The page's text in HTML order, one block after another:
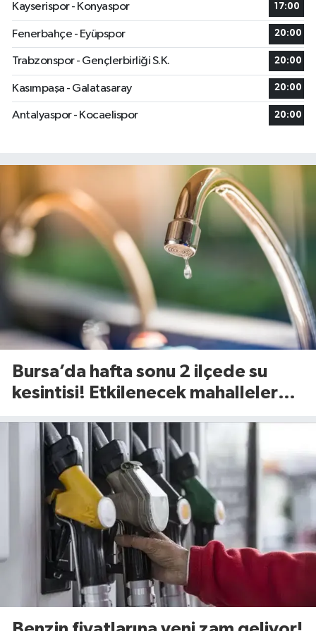
Kayserispor - Konyaspor
17:00
Fenerbahçe - Eyüpspor 20:00
Trabzonspor - Gençlerbirliği S.K. 20:00
Kasımpaşa - Galatasaray 20:00
Antalyaspor - Kocaelispor 20:00
Bursa’da hafta sonu 2 ilçede su
kesintisi! Etkilenecek mahalleler